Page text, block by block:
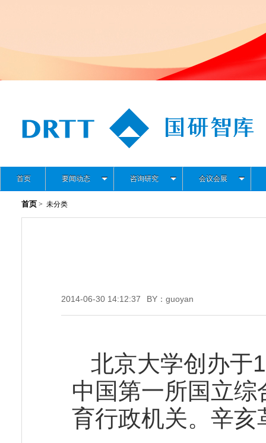
首页 要闻动态 咨询研究 会议会展
首页 > 未分类
2014-06-30 14:12:37 BY：guoyan
北京大学创办于
中国第一所国立
育行政机关。辛